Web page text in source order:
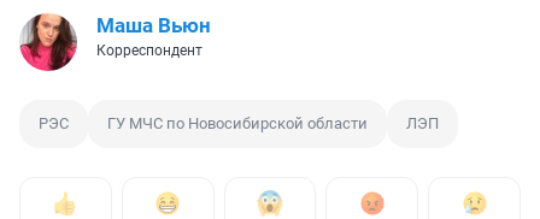
Маша Вьюн
Корреспондент
РЭС ГУ МЧС по Новосибирской области ЛЭП